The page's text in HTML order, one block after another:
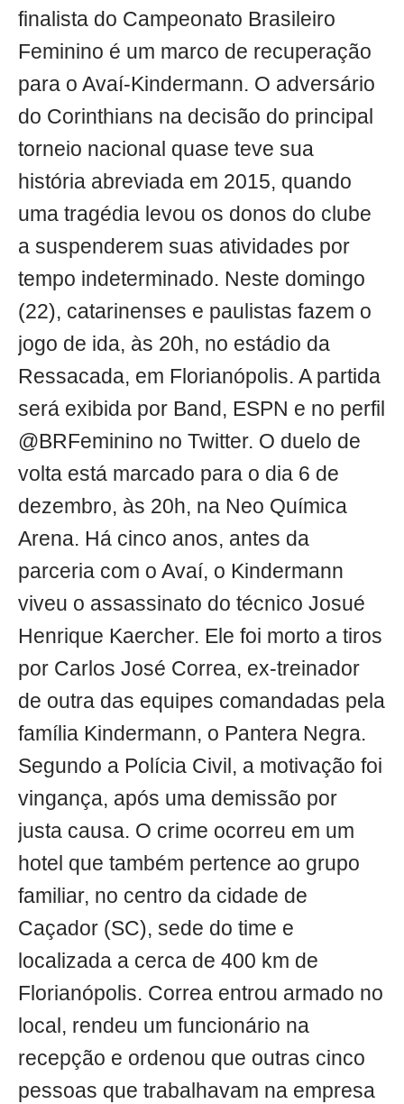
finalista do Campeonato Brasileiro
Feminino é um marco de recuperação
para o Avaí-Kindermann. O adversário
do Corinthians na decisão do principal
torneio nacional quase teve sua
história abreviada em 2015, quando
uma tragédia levou os donos do clube
a suspenderem suas atividades por
tempo indeterminado. Neste domingo
(22), catarinenses e paulistas fazem o
jogo de ida, às 20h, no estádio da
Ressacada, em Florianópolis. A partida
será exibida por Band, ESPN e no perfil
@BRFeminino no Twitter. O duelo de
volta está marcado para o dia 6 de
dezembro, às 20h, na Neo Química
Arena. Há cinco anos, antes da
parceria com o Avaí, o Kindermann
viveu o assassinato do técnico Josué
Henrique Kaercher. Ele foi morto a tiros
por Carlos José Correa, ex-treinador
de outra das equipes comandadas pela
família Kindermann, o Pantera Negra.
Segundo a Polícia Civil, a motivação foi
vingança, após uma demissão por
justa causa. O crime ocorreu em um
hotel que também pertence ao grupo
familiar, no centro da cidade de
Caçador (SC), sede do time e
localizada a cerca de 400 km de
Florianópolis. Correa entrou armado no
local, rendeu um funcionário na
recepção e ordenou que outras cinco
pessoas que trabalhavam na empresa